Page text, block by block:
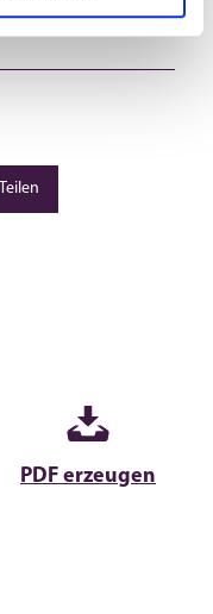
Teilen
PDF erzeugen